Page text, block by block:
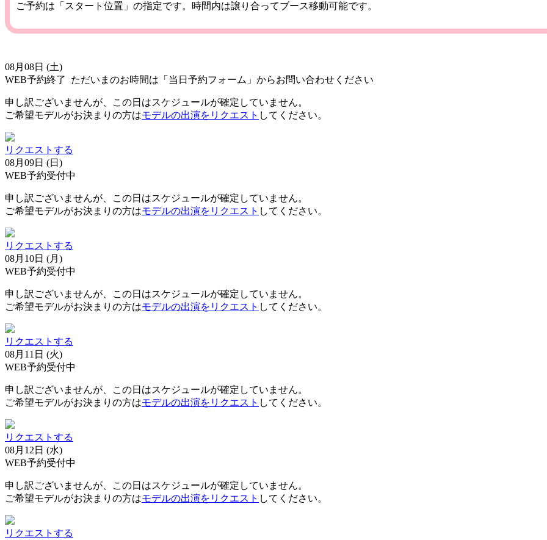
ご予約は「スタート位置」の指定です。時間内は譲り合ってブース移動可能です。
08月08日 (土)
WEB予約終了
ただいまのお時間は「当日予約フォーム」からお問い合わせください
申し訳ございませんが、この日はスケジュールが確定していません。
ご希望モデルがお決まりの方はモデルの出演をリクエスト してください。
リクエストする
08月09日 (日)
WEB予約受付中
申し訳ございませんが、この日はスケジュールが確定していません。
ご希望モデルがお決まりの方はモデルの出演をリクエスト してください。
リクエストする
08月10日 (月)
WEB予約受付中
申し訳ございませんが、この日はスケジュールが確定していません。
ご希望モデルがお決まりの方はモデルの出演をリクエスト してください。
リクエストする
08月11日 (火)
WEB予約受付中
申し訳ございませんが、この日はスケジュールが確定していません。
ご希望モデルがお決まりの方はモデルの出演をリクエスト してください。
リクエストする
08月12日 (水)
WEB予約受付中
申し訳ございませんが、この日はスケジュールが確定していません。
ご希望モデルがお決まりの方はモデルの出演をリクエスト してください。
リクエストする